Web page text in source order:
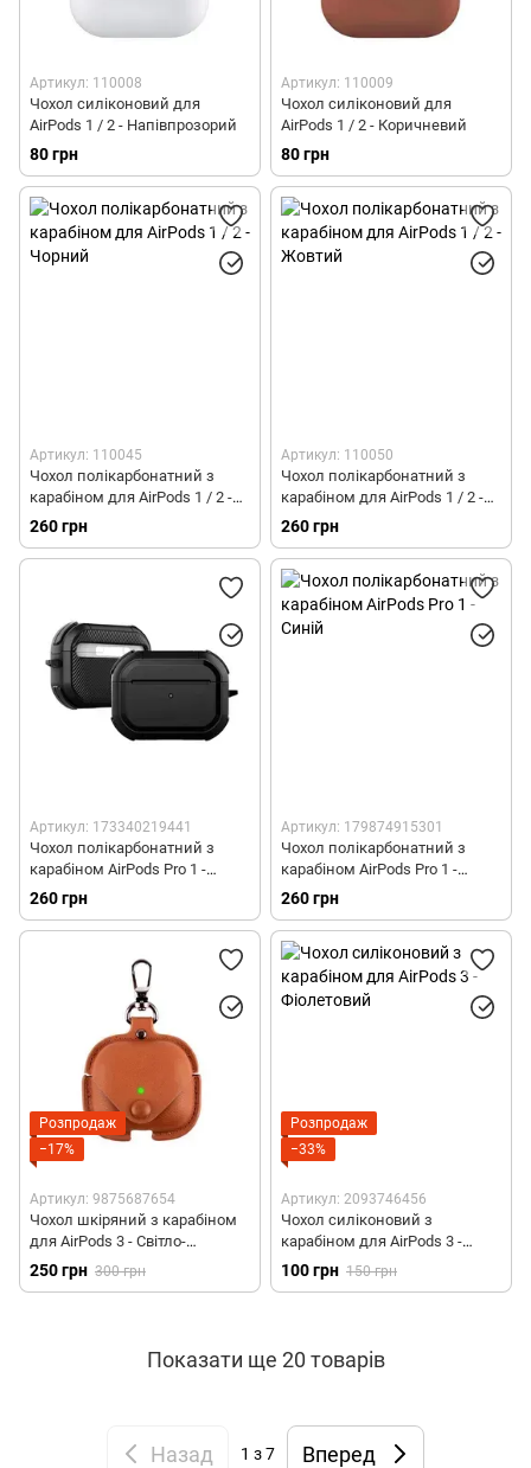
Артикул: 110008
Чохол силіконовий для
AirPods 1 / 2 - Напівпрозорий
80 грн
Артикул: 110009
Чохол силіконовий для
AirPods 1 / 2 - Коричневий
80 грн
Артикул: 110045
Чохол полікарбонатний з
карабіном для AirPods 1 / 2 -
Чорний
260 грн
Артикул: 110050
Чохол полікарбонатний з
карабіном для AirPods 1 / 2 -
Жовтий
260 грн
Артикул: 173340219441
Чохол полікарбонатний з
карабіном AirPods Pro 1 -
Чорний
260 грн
Артикул: 179874915301
Чохол полікарбонатний з
карабіном AirPods Pro 1 -
Синій
260 грн
Розпродаж
−17%
Артикул: 9875687654
Чохол шкіряний з карабіном
для AirPods 3 - Світло-
коричневий
250 грн 300 грн
Розпродаж
−33%
Артикул: 2093746456
Чохол силіконовий з
карабіном для AirPods 3 -
Фіолетовий
100 грн 150 грн
Показати ще 20 товарів
Назад 1 з 7 Вперед